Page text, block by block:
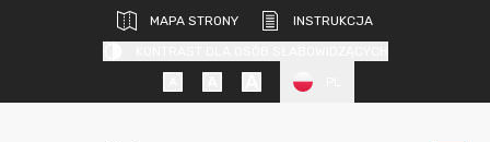
MAPA STRONY
INSTRUKCJA